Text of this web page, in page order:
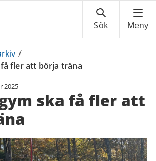
/
fler att börja träna
2025
ska få fler att